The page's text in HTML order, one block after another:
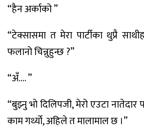
“हैन अर्काको ”
“टेक्सासमा त मेरा पार्टीका थुप्रै
फलानो चिन्नुहुन्छ ?”
“अँ.… ”
“बुझ्नु भो दिलिपजी, मेरो एउटा
काम गर्थ्यो, अहिले त मालामाल छ ।”